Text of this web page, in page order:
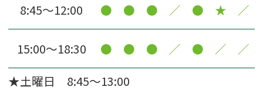
★土曜日 8:45～13:00
8:45〜12:00
● ● ● ／ ● ★ ／
15:00〜18:30 ● ● ● ／ ● ／ ／